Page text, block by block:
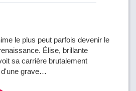
le plus peut parfois devenir le
Élise, brillante
sa carrière brutalement
d'une grave…